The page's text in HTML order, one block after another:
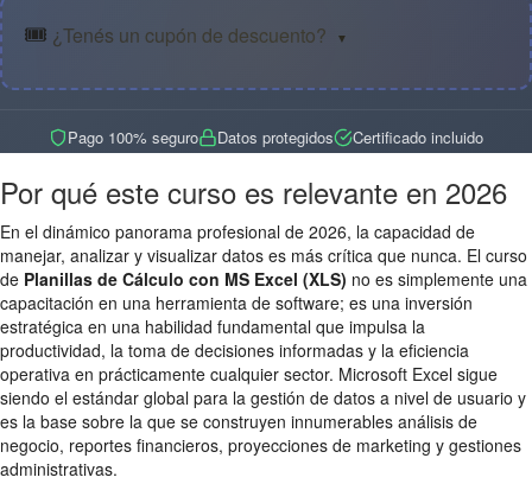
🎟️ ¿Tenés un cupón de descuento? ▼
Pago 100% seguro Datos protegidos Certificado incluido
Por qué este curso es relevante en 2026
En el dinámico panorama profesional de 2026, la capacidad de
manejar, analizar y visualizar datos es más crítica que nunca. El curso
de Planillas de Cálculo con MS Excel (XLS) no es simplemente una
capacitación en una herramienta de software; es una inversión
estratégica en una habilidad fundamental que impulsa la
productividad, la toma de decisiones informadas y la eficiencia
operativa en prácticamente cualquier sector. Microsoft Excel sigue
siendo el estándar global para la gestión de datos a nivel de usuario y
es la base sobre la que se construyen innumerables análisis de
negocio, reportes financieros, proyecciones de marketing y gestiones
administrativas.